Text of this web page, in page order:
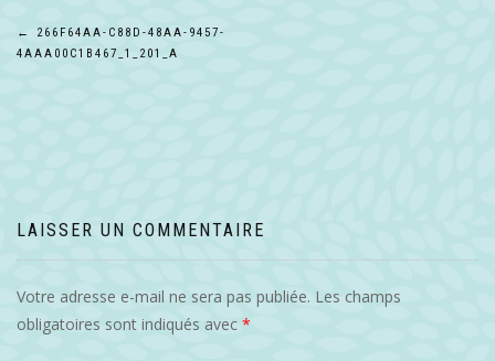
Navigation
←
266F64AA-C88D-48AA-9457-
4AAA00C1B467_1_201_A
LAISSER UN COMMENTAIRE
Votre adresse e-mail ne sera pas publiée. Les champs
obligatoires sont indiqués avec *